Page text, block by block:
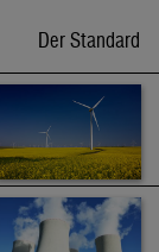
Der Standard